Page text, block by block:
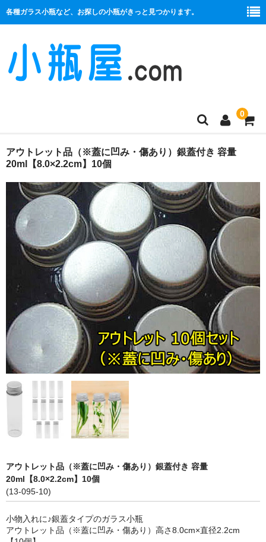
各種ガラス小瓶など、お探しの小瓶がきっと見つかります。
0
商品一覧
コルク栓
プラ栓
セット
ストレート
コルク栓
セット
ストラップ付き
単品
セット
ふた付き
セット
デザイン小瓶
単品
アウトレット品（※蓋に凹み・傷あり）銀蓋付き 容量
20ml【8.0×2.2cm】10個
アウトレット品（※蓋に凹み・傷あり）銀蓋付き 容量
20ml【8.0×2.2cm】10個
(13-095-10)
小物入れに♪銀蓋タイプのガラス小瓶
アウトレット品（※蓋に凹み・傷あり）高さ8.0cm×直径2.2cm